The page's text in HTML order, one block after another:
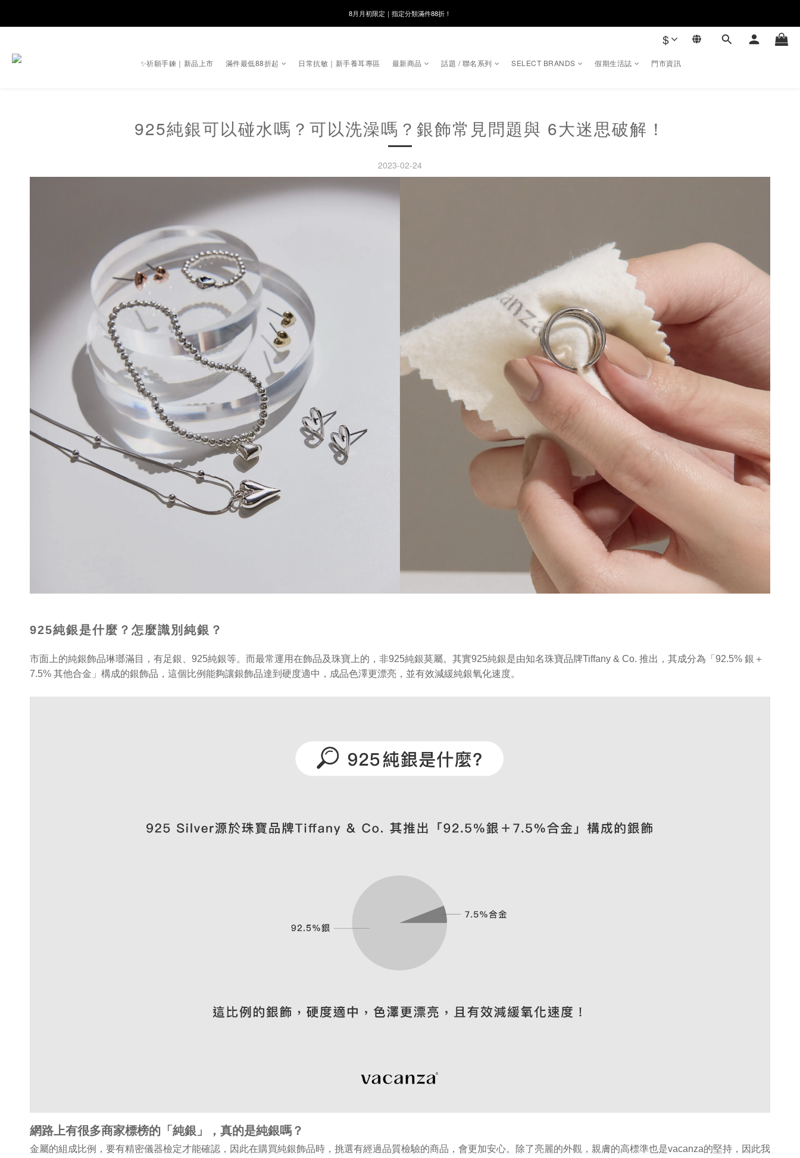
8月月初限定｜指定分類滿件88折！
線在，好事發生｜祈願新品 第2件享9折
8月月初限定｜指定分類滿件88折！
$
✨祈願手鍊｜新品上市 滿件最低88折起 日常抗敏｜新手養耳專區 最新商品 話題 / 聯名系列 SELECT BRANDS 假期生活誌 門市資訊
925純銀可以碰水嗎？可以洗澡嗎？銀飾常見問題與 6大迷思破解！
2023-02-24
925純銀是什麼？怎麼識別純銀？
市面上的純銀飾品琳瑯滿目，有足銀、925純銀等。而最常運用在飾品及珠寶上的，非925純銀莫屬。其實925純銀是由知名珠寶品牌Tiffany & Co. 推出，其成分為「92.5% 銀＋
7.5% 其他合金」構成的銀飾品，這個比例能夠讓銀飾品達到硬度適中，成品色澤更漂亮，並有效減緩純銀氧化速度。
網路上有很多商家標榜的「純銀」，真的是純銀嗎？
金屬的組成比例，要有精密儀器檢定才能確認，因此在購買純銀飾品時，挑選有經過品質檢驗的商品，會更加安心。除了亮麗的外觀，親膚的高標準也是vacanza的堅持，因此我